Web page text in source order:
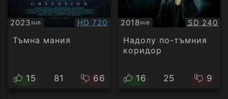
2023SUB
Субтитри Качество:
HD 720
Тъмна мания
15 81 66
2018SUB
Субтитри SD 240
Надолу по-тъмния
коридор
16 25 9